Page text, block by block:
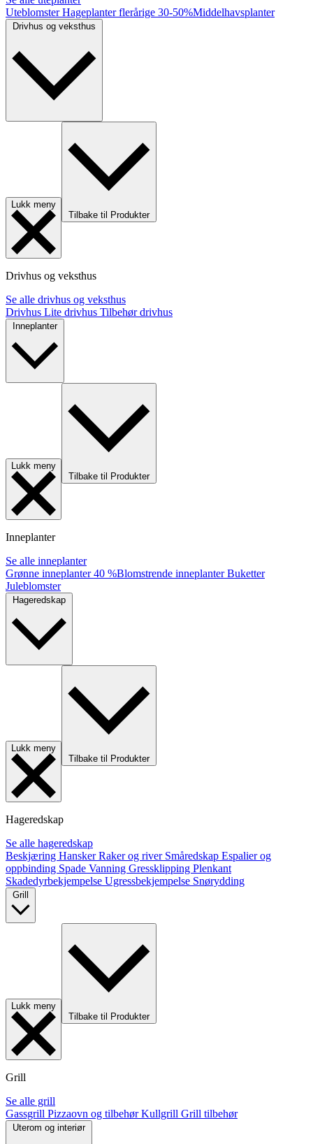
UteblomsterHageplanter flerårige 30-50%Middelhavsplanter
Lukk meny
Tilbake til Produkter
Drivhus og veksthus
Se alle drivhus og veksthus
Drivhus Lite drivhus Tilbehør drivhus
Inneplanter
Lukk meny
Tilbake til Produkter
Inneplanter
Se alle inneplanter
Grønne inneplanter40 %Blomstrende inneplanterBuketter
Juleblomster
Lukk meny
Tilbake til Produkter
Hageredskap
Se alle hageredskap
Beskjæring HanskerRaker og river Småredskap Espalier og
oppbinding Spade Vanning Gressklipping Plenkant
Skadedyrbekjempelse Ugressbekjempelse Snørydding
Lukk meny
Tilbake til Produkter
Grill
Se alle grill
Gassgrill Pizzaovn og tilbehørKullgrill Grill tilbehør
Uterom og interiør